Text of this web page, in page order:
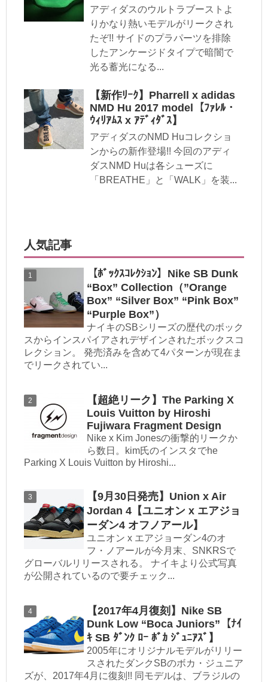
アディダスのウルトラブーストよ
りかなり熱いモデルがリークされ
たぞ!! サイドのプラパーツを排除
したアンケージドタイプで暗闇で
光る蓄光になる...
【新作ﾘｰｸ】Pharrell x adidas
NMD Hu 2017 model【ﾌｧﾚﾙ・
ｳｨﾘｱﾑｽ x ｱﾃﾞｨﾀﾞｽ】
アディダスのNMD Huコレクショ
ンからの新作登場!! 今回のアディ
ダスNMD Huは各シューズに
「BREATHE」と「WALK」を装...
人気記事
【ﾎﾞｯｸｽｺﾚｸｼｮﾝ】Nike SB Dunk
“Box” Collection（”Orange
Box” “Silver Box” “Pink Box”
“Purple Box”）
ナイキのSBシリーズの歴代のボック
スからインスパイアされデザインされたボックスコ
レクション。 発売済みを含めて4パターンが現在ま
でリークされてい...
【超絶リーク】The Parking X
Louis Vuitton by Hiroshi
Fujiwara Fragment Design
Nike x Kim Jonesの衝撃的リークか
ら数日。kim氏のインスタでhe
Parking X Louis Vuitton by Hiroshi...
【9月30日発売】Union x Air
Jordan 4【ユニオン x エアジョ
ーダン4 オフノアール】
ユニオン x エアジョーダン4のオ
フ・ノアールが今月末、SNKRSで
グローバルリリースされる。 ナイキより公式写真
が公開されているので要チェック...
【2017年4月復刻】Nike SB
Dunk Low “Boca Juniors”【ﾅｲ
ｷ SB ﾀﾞﾝｸ ﾛｰ ﾎﾞｶ ｼﾞｭﾆｱｽﾞ】
2005年にオリジナルモデルがリリー
スされたダンクSBのボカ・ジュニア
ズが、2017年4月に復刻!! 同モデルは、ブラジルの